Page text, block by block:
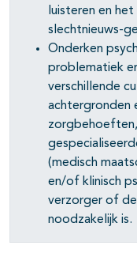
luisteren en
slechtnieuws-
Onderken
problematiek
verschillende
achtergronden
zorgbehoeften,
(medisch
en/of klinisch
verzorger of de
noodzakelijk is.